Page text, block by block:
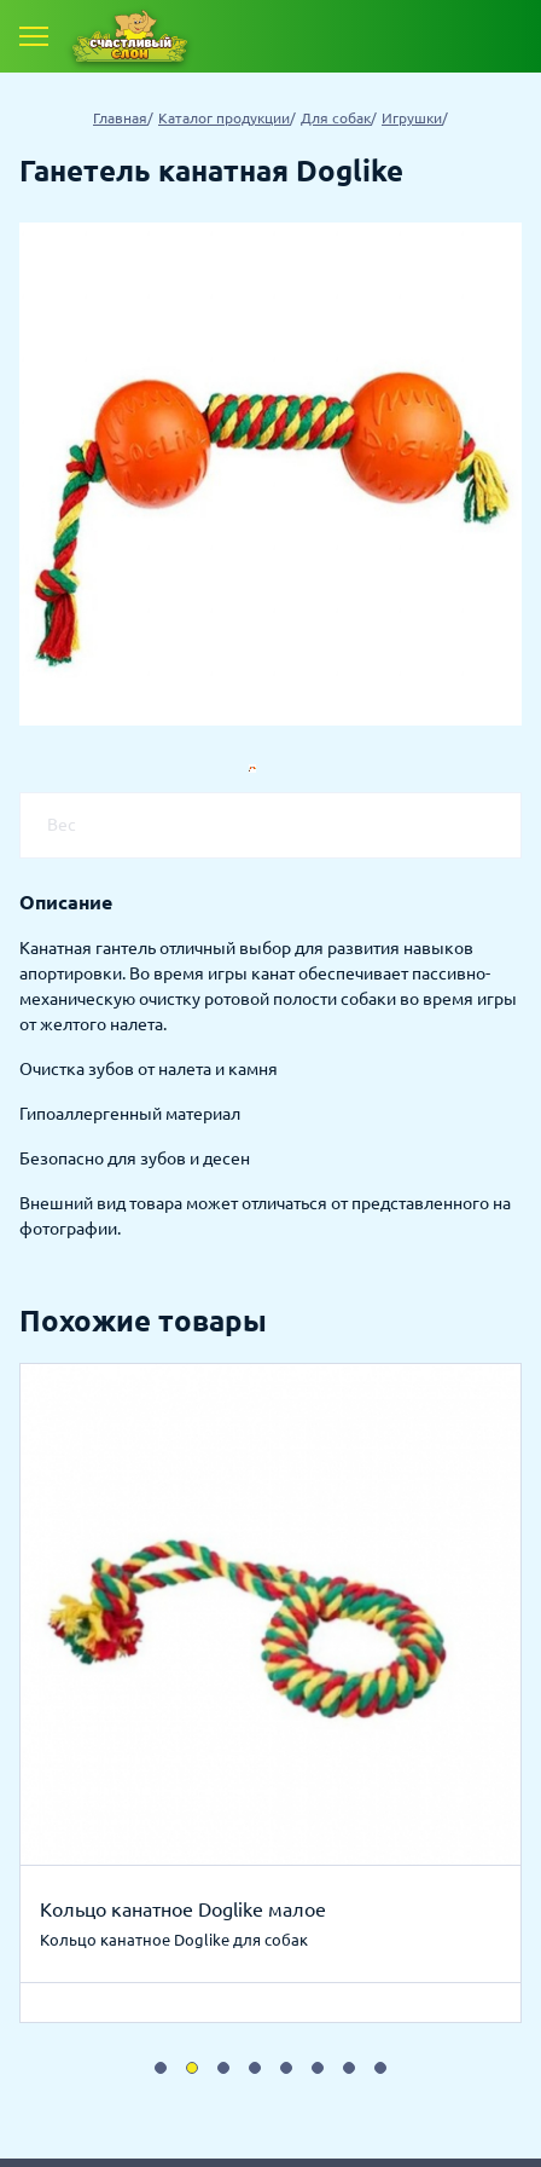
Главная Каталог продукции Для собак Игрушки
Ганетель канатная Doglike
Вес
Описание
Канатная гантель отличный выбор для развития навыков
апортировки. Во время игры канат обеспечивает пассивно-
механическую очистку ротовой полости собаки во время игры
от желтого налета.
Очистка зубов от налета и камня
Гипоаллергенный материал
Безопасно для зубов и десен
Внешний вид товара может отличаться от представленного на
фотографии.
Похожие товары
Кольцо канатное Doglike малое
Кольцо канатное Doglike для собак